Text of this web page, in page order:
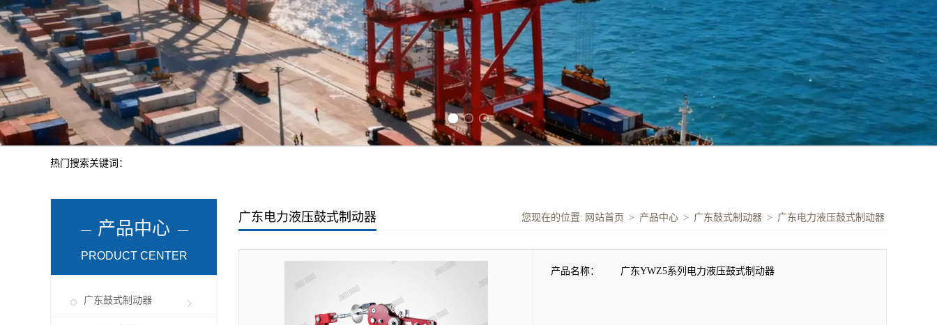
热门搜索关键词：
产品中心
PRODUCT CENTER
广东鼓式制动器
广东电力液压鼓式制动器 您现在的位置: 网站首页 > 产品中心 > 广东鼓式制动器 > 广东电力液压鼓式制动器
产品名称： 广东YWZ5系列电力液压鼓式制动器